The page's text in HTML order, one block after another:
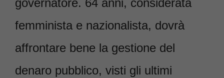
governatore. 64 anni, considerata
femminista e nazionalista, dovrà
affrontare bene la gestione del
denaro pubblico, visti gli ultimi